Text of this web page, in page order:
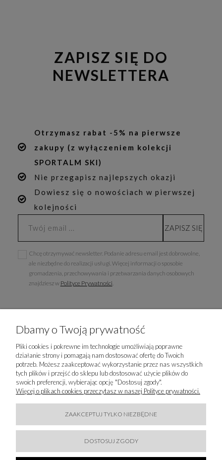
ZAPISZ SIĘ DO
NEWSLETTERA
Otrzymasz rabat -5% na pierwsze
zakupy (z wyłączeniem kolekcji
SPORTALM SKI)
Nie przegapisz najlepszych okazji
Dowiesz się o nowościach w pierwszej
kolejności
ZAPISZ SIĘ
Chcę otrzymywać newsletter. Podanie adresu email jest dobrowolne,
ale niezbędne do realizacji usługi. Więcej informacji o sposobie
gromadzenia, przechowywania i przetwarzania danych osobowych
znajdziesz w Polityce Prywatności
INFORMACJE
POPULARNE KATEGORIE
LUXURY-FASHION.PL
BĄDŹMY W KONTAKCIE
Dbamy o Twoją prywatność
Pliki cookies i pokrewne im technologie umożliwiają poprawne
działanie strony i pomagają nam dostosować ofertę do Twoich
potrzeb. Możesz zaakceptować wykorzystanie przez nas wszystkich
tych plików i przejść do sklepu lub dostosować użycie plików do
swoich preferencji, wybierając opcję "Dostosuj zgody".
Więcej o plikach cookies przeczytasz w naszej Polityce prywatności.
ZAAKCEPTUJ TYLKO NIEZBĘDNE
DOSTOSUJ ZGODY